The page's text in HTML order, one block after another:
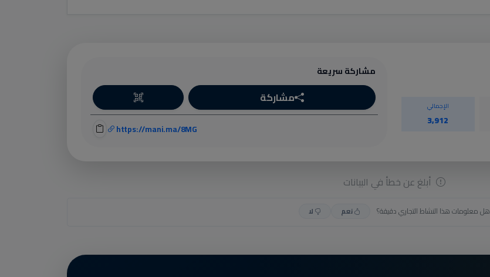
الإجمالي
3,912
مشاركة سريعة
مشاركة
https://mani.ma/8MG
أبلغ عن خطأ في البيانات
هل معلومات هذا النشاط التجاري دقيقة؟ نعم لا